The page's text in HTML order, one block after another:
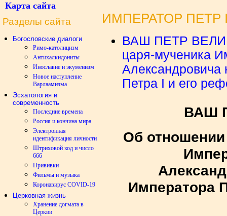
Карта сайта
Разделы сайта
Богословские диалоги
Римо-католицизм
Антихалкидониты
Инославие и экуменизм
Новое наступление
Варлаамизма
Эсхатология и
современность
Последние времена
Россия и кончина мира
Электронная
идентификация личности
Штриховой код и число
666
Прививки
Фильмы и музыка
Коронавирус COVID-19
Церковная жизнь
Хранение догмата в
Церкви
ИМПЕРАТОР ПЕТР
ВАШ ПЕТР
царя-мученика
Александровича
Петра Ι и его
ВАШ
Об отношении
Императора